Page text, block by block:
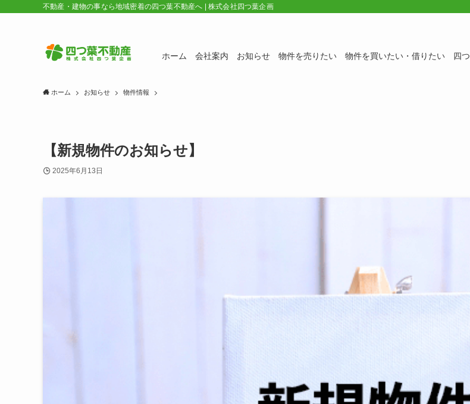
不動産・建物の事なら地域密着の四つ葉不動産へ | 株式会社四つ葉企画
ホーム 会社案内 お知らせ 物件を売りたい 物件を買いたい・借りたい 四
ホーム お知らせ 物件情報
【新規物件のお知らせ】
2025年6月13日